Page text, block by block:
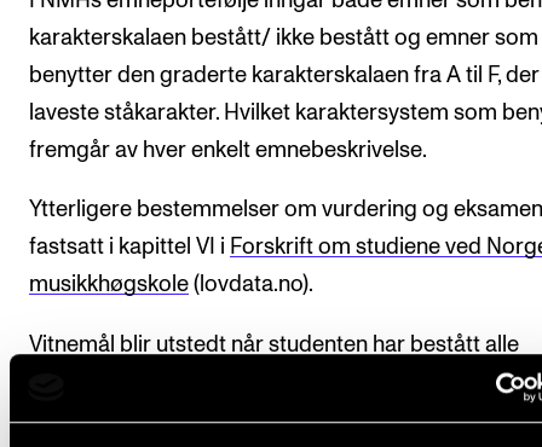
karakterskalaen bestått/ ikke bestått og emner som
benytter den graderte karakterskalaen fra A til F, der
laveste ståkarakter. Hvilket karaktersystem som
fremgår av hver enkelt emnebeskrivelse.
Ytterligere bestemmelser om vurdering og
fastsatt i kapittel VI i Forskrift om studiene ved
musikkhøgskole (lovdata.no).
Vitnemål blir utstedt når studenten har bestått alle
emnene som inngår i pianostemmerutdanningen.